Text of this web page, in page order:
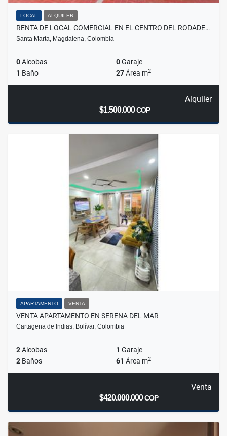
LOCAL ALQUILER
RENTA DE LOCAL COMERCIAL EN EL CENTRO DEL RODADE…
Santa Marta, Magdalena, Colombia
0Alcobas 0Garaje
1 Baño 27Área m2
Alquiler
$1.500.000COP
APARTAMENTO VENTA
VENTA APARTAMENTO EN SERENA DEL MAR
Cartagena de Indias, Bolívar, Colombia
2Alcobas 1 Garaje
2 Baños 61 Área m2
Venta
$420.000.000COP